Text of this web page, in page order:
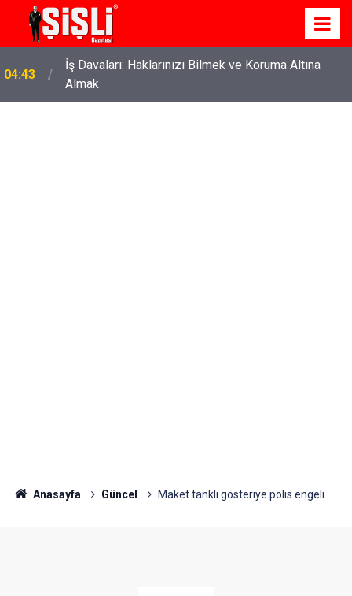
04:43
İş Davaları: Haklarınızı Bilmek ve Koruma Altına
Almak
Anasayfa Güncel Maket tanklı gösteriye polis engeli